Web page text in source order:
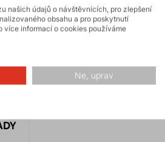
našich údajů o návštěvnících, pro zlepšení
obsahu a pro poskytnutí
více informací o cookies používáme
Ne, uprav